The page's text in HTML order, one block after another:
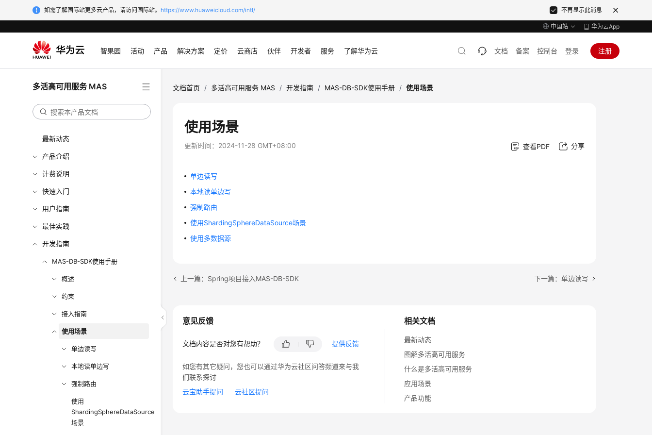
如需了解国际站更多云产品，请访问国际站。 https://www.huaweicloud.com/intl/ 不再显示此消息
中国站 华为云App
智果园 活动 产品 解决方案 定价 云商店 伙伴 开发者 服务 了解华为云 文档 备案 控制台 登录 注册
多活高可用服务 MAS
最新动态
产品介绍
计费说明
快速入门
用户指南
最佳实践
开发指南
MAS-DB-SDK使用手册
概述
约束
接入指南
使用场景
单边读写
本地读单边写
强制路由
使用
ShardingSphereDataSource
场景
文档首页 / 多活高可用服务 MAS / 开发指南 / MAS-DB-SDK使用手册 / 使用场景
使用场景
更新时间： 2024-11-28 GMT+08:00 查看PDF 分享
单边读写
本地读单边写
强制路由
使用ShardingSphereDataSource场景
使用多数据源
上一篇：Spring项目接入MAS-DB-SDK 下一篇：单边读写
相关文档
最新动态
图解多活高可用服务
什么是多活高可用服务
应用场景
产品功能
意见反馈
文档内容是否对您有帮助？ 提供反馈
如您有其它疑问，您也可以通过华为云社区问答频道来与我
们联系探讨
云宝助手提问
云社区提问